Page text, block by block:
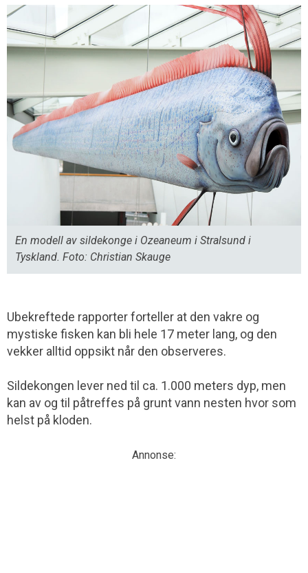
En modell av sildekonge i Ozeaneum i Stralsund i
Tyskland. Foto: Christian Skauge
Ubekreftede rapporter forteller at den vakre og
mystiske fisken kan bli hele 17 meter lang, og den
vekker alltid oppsikt når den observeres.
Sildekongen lever ned til ca. 1.000 meters dyp, men
kan av og til påtreffes på grunt vann nesten hvor som
helst på kloden.
Annonse: